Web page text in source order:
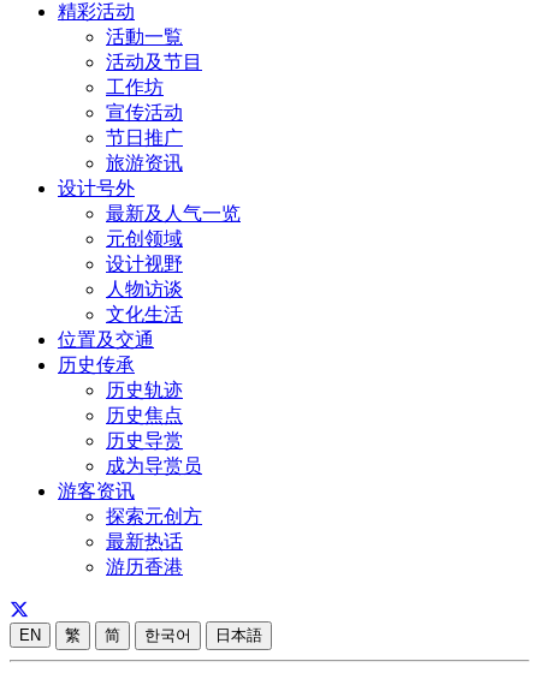
精彩活动
活動一覧
活动及节目
工作坊
宣传活动
节日推广
旅游资讯
设计号外
最新及人气一览
元创领域
设计视野
人物访谈
文化生活
位置及交通
历史传承
历史轨迹
历史焦点
历史导赏
成为导赏员
游客资讯
探索元创方
最新热话
游历香港
EN 繁 简 한국어 日本語